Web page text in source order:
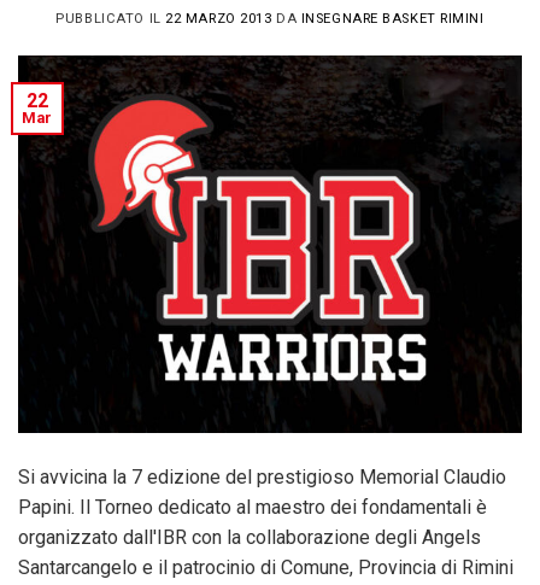
PUBBLICATO IL 22 MARZO 2013 DA INSEGNARE BASKET RIMINI
22
Mar
Si avvicina la 7 edizione del prestigioso Memorial Claudio
Papini. Il Torneo dedicato al maestro dei fondamentali è
organizzato dall'IBR con la collaborazione degli Angels
Santarcangelo e il patrocinio di Comune, Provincia di Rimini